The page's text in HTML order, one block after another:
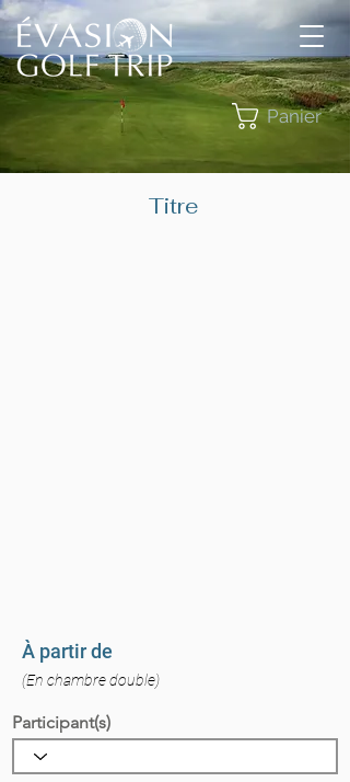
Panier
Titre
À partir de
(En chambre double)
Participant(s)